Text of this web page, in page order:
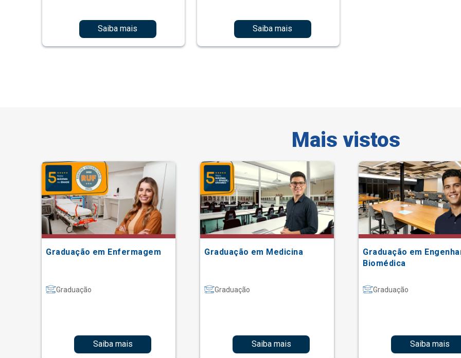
Saiba mais Saiba mais
Mais vistos
Graduação em Enfermagem
Graduação
Saiba mais
Graduação em Medicina
Graduação
Saiba mais
Graduação em
Biomédica
Graduação
Saiba mais